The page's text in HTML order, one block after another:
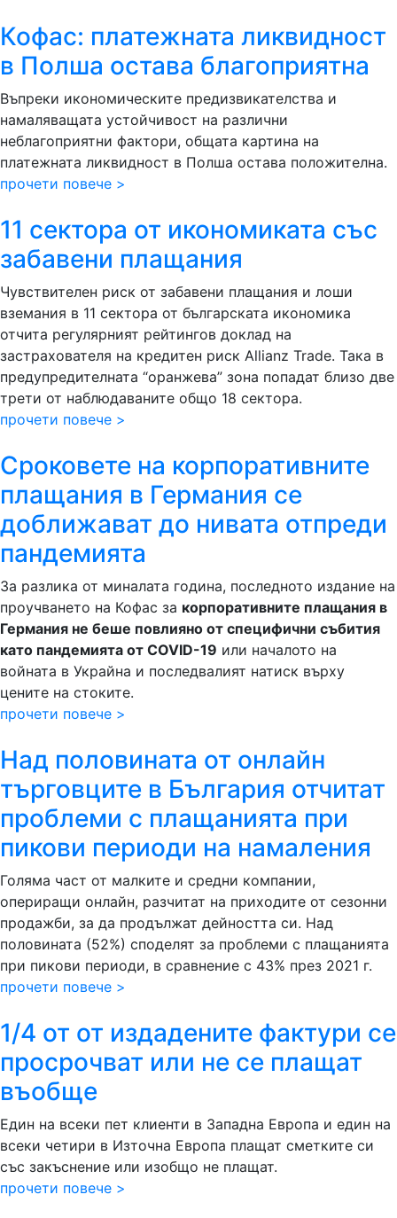
Кофас: платежната ликвидност
в Полша остава благоприятна
Въпреки икономическите предизвикателства и
намаляващата устойчивост на различни
неблагоприятни фактори, общата картина на
платежната ликвидност в Полша остава положителна.
прочети повече >
11 сектора от икономиката със
забавени плащания
Чувствителен риск от забавени плащания и лоши
вземания в 11 сектора от българската икономика
отчита регулярният рейтингов доклад на
застрахователя на кредитен риск Allianz Trade. Така в
предупредителната “оранжева” зона попадат близо две
трети от наблюдаваните общо 18 сектора.
прочети повече >
Сроковете на корпоративните
плащания в Германия се
доближават до нивата отпреди
пандемията
За разлика от миналата година, последното издание на
проучването на Кофас за корпоративните плащания в
Германия не беше повлияно от специфични събития
като пандемията от COVID-19 или началото на
войната в Украйна и последвалият натиск върху
цените на стоките.
прочети повече >
Над половината от онлайн
търговците в България отчитат
проблеми с плащанията при
пикови периоди на намаления
Голяма част от малките и средни компании,
опериращи онлайн, разчитат на приходите от сезонни
продажби, за да продължат дейността си. Над
половината (52%) споделят за проблеми с плащанията
при пикови периоди, в сравнение с 43% през 2021 г.
прочети повече >
1/4 от от издадените фактури се
просрочват или не се плащат
въобще
Един на всеки пет клиенти в Западна Европа и един на
всеки четири в Източна Европа плащат сметките си
със закъснение или изобщо не плащат.
прочети повече >